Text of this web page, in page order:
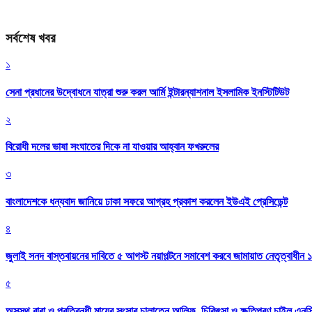
সর্বশেষ খবর
১
সেনা প্রধানের উদ্বোধনে যাত্রা শুরু করল আর্মি ইন্টারন্যাশনাল ইসলামিক ইনস্টিটিউট
২
বিরোধী দলের ভাষা সংঘাতের দিকে না যাওয়ার আহ্বান ফখরুলের
৩
বাংলাদেশকে ধন্যবাদ জানিয়ে ঢাকা সফরে আগ্রহ প্রকাশ করলেন ইউএই প্রেসিডেন্ট
৪
জুলাই সনদ বাস্তবায়নের দাবিতে ৫ আগস্ট নয়াপল্টনে সমাবেশ করবে জামায়াত নেতৃত্বাধীন
৫